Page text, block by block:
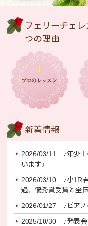
フェリーチェ
つの理由
新着情報
2026/03/11
♪年少 I
います♪
2026/03/10
♪小1R
過、優秀賞受賞と全
2026/01/27
♪ピア
2025/10/30
♪発表会